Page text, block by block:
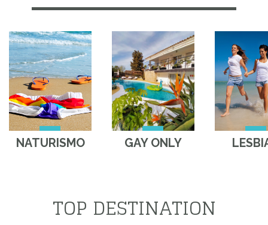
NATURISMO GAY ONLY
TOP DESTINATION